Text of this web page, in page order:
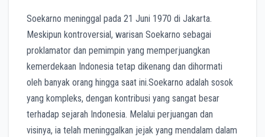
Soekarno meninggal pada 21 Juni 1970 di Jakarta.
Meskipun kontroversial, warisan Soekarno sebagai
proklamator dan pemimpin yang memperjuangkan
kemerdekaan Indonesia tetap dikenang dan dihormati
oleh banyak orang hingga saat ini.Soekarno adalah sosok
yang kompleks, dengan kontribusi yang sangat besar
terhadap sejarah Indonesia. Melalui perjuangan dan
visinya, ia telah meninggalkan jejak yang mendalam dalam